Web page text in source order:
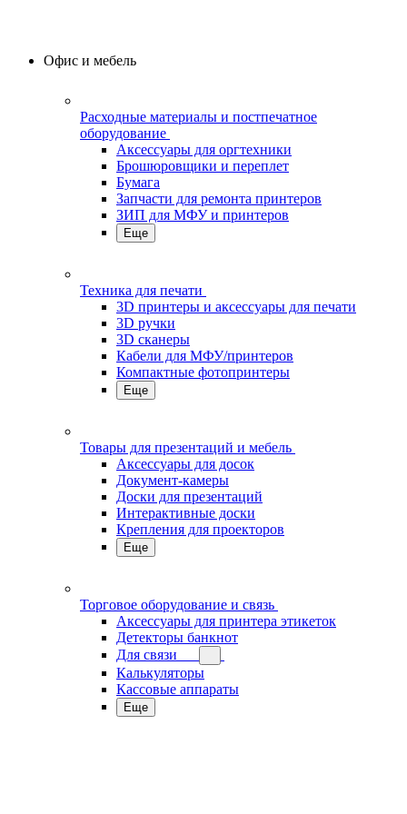
Офис и мебель
Расходные материалы и постпечатное
оборудование
Аксессуары для оргтехники
Брошюровщики и переплет
Бумага
Запчасти для ремонта принтеров
ЗИП для МФУ и принтеров
Еще
Техника для печати
3D принтеры и аксессуары для печати
3D ручки
3D сканеры
Кабели для МФУ/принтеров
Компактные фотопринтеры
Еще
Товары для презентаций и мебель
Аксессуары для досок
Документ-камеры
Доски для презентаций
Интерактивные доски
Крепления для проекторов
Еще
Торговое оборудование и связь
Аксессуары для принтера этикеток
Детекторы банкнот
Для связи
Калькуляторы
Кассовые аппараты
Еще